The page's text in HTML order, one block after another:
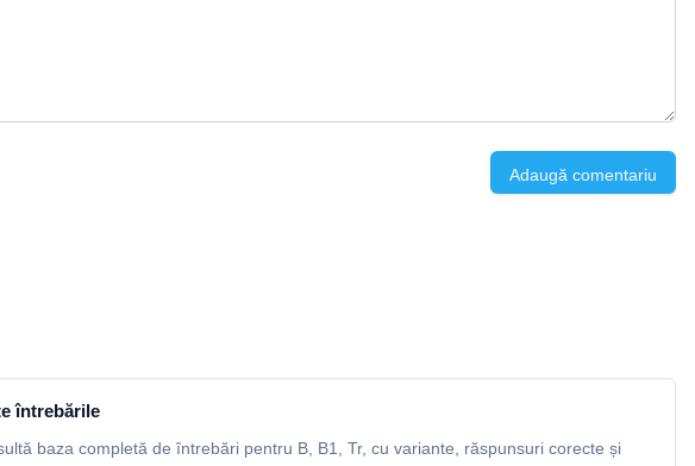
Adaugă comentariu
întrebările
baza completă de întrebări pentru B, B1, Tr, cu variante, răspunsuri corecte și